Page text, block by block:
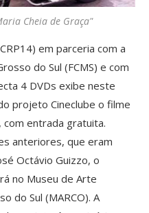
Cheia de Graça"
em parceria com a
do Sul (FCMS) e com
4 DVDs exibe neste
projeto Cineclube o filme
com entrada gratuita.
anteriores, que eram
Octávio Guizzo, o
no Museu de Arte
do Sul (MARCO). A